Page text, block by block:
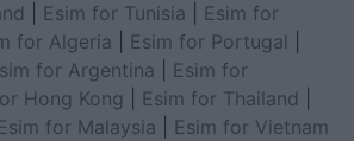
Esim for Tunisia
Esim for
for Algeria Esim for Portugal
for Argentina
Esim for
Hong Kong Esim for Thailand
Esim for Malaysia
Esim for Vietnam